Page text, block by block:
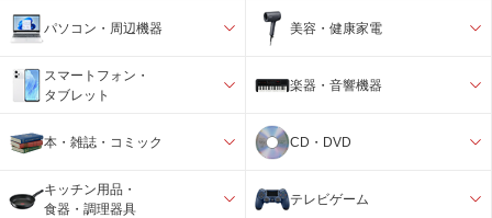
パソコン・周辺機器 美容・健康家電
スマートフォン・
タブレット
楽器・音響機器
本・雑誌・コミック CD・DVD
キッチン用品・
食器・調理器具
テレビゲーム